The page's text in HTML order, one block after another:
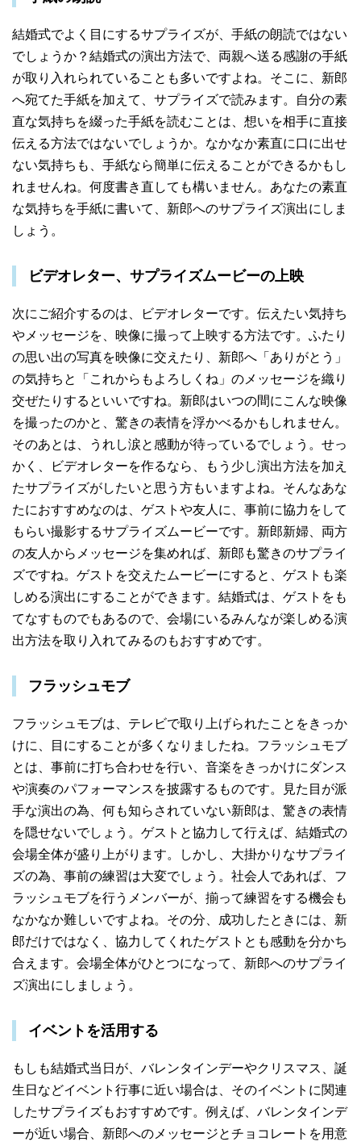
結婚式でよく目にするサプライズが、手紙の朗読ではない
でしょうか？結婚式の演出方法で、両親へ送る感謝の手紙
が取り入れられていることも多いですよね。そこに、新郎
へ宛てた手紙を加えて、サプライズで読みます。自分の素
直な気持ちを綴った手紙を読むことは、想いを相手に直接
伝える方法ではないでしょうか。なかなか素直に口に出せ
ない気持ちも、手紙なら簡単に伝えることができるかもし
れませんね。何度書き直しても構いません。あなたの素直
な気持ちを手紙に書いて、新郎へのサプライズ演出にしま
しょう。
ビデオレター、サプライズムービーの上映
次にご紹介するのは、ビデオレターです。伝えたい気持ち
やメッセージを、映像に撮って上映する方法です。ふたり
の思い出の写真を映像に交えたり、新郎へ「ありがとう」
の気持ちと「これからもよろしくね」のメッセージを織り
交ぜたりするといいですね。新郎はいつの間にこんな映像
を撮ったのかと、驚きの表情を浮かべるかもしれません。
そのあとは、うれし涙と感動が待っているでしょう。せっ
かく、ビデオレターを作るなら、もう少し演出方法を加え
たサプライズがしたいと思う方もいますよね。そんなあな
たにおすすめなのは、ゲストや友人に、事前に協力をして
もらい撮影するサプライズムービーです。新郎新婦、両方
の友人からメッセージを集めれば、新郎も驚きのサプライ
ズですね。ゲストを交えたムービーにすると、ゲストも楽
しめる演出にすることができます。結婚式は、ゲストをも
てなすものでもあるので、会場にいるみんなが楽しめる演
出方法を取り入れてみるのもおすすめです。
フラッシュモブ
フラッシュモブは、テレビで取り上げられたことをきっか
けに、目にすることが多くなりましたね。フラッシュモブ
とは、事前に打ち合わせを行い、音楽をきっかけにダンス
や演奏のパフォーマンスを披露するものです。見た目が派
手な演出の為、何も知らされていない新郎は、驚きの表情
を隠せないでしょう。ゲストと協力して行えば、結婚式の
会場全体が盛り上がります。しかし、大掛かりなサプライ
ズの為、事前の練習は大変でしょう。社会人であれば、フ
ラッシュモブを行うメンバーが、揃って練習をする機会も
なかなか難しいですよね。その分、成功したときには、新
郎だけではなく、協力してくれたゲストとも感動を分かち
合えます。会場全体がひとつになって、新郎へのサプライ
ズ演出にしましょう。
イベントを活用する
もしも結婚式当日が、バレンタインデーやクリスマス、誕
生日などイベント行事に近い場合は、そのイベントに関連
したサプライズもおすすめです。例えば、バレンタインデ
ーが近い場合、新郎へのメッセージとチョコレートを用意